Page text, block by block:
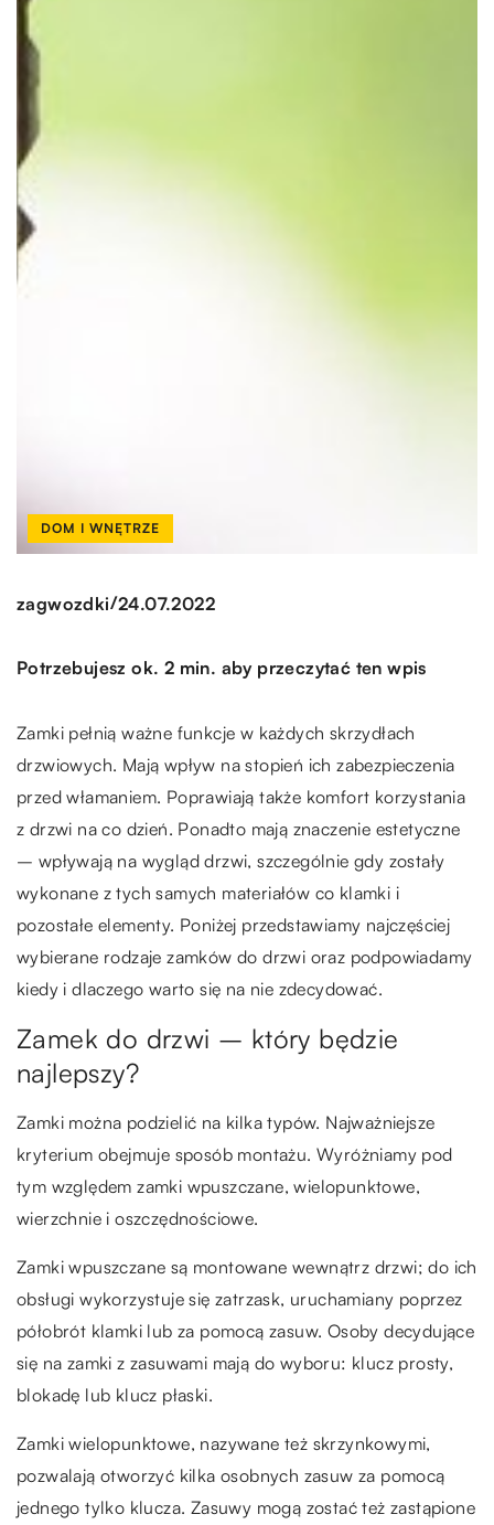
DOM I WNĘTRZE
zagwozdki/24.07.2022
Potrzebujesz ok. 2 min. aby przeczytać ten wpis
Zamki pełnią ważne funkcje w każdych skrzydłach
drzwiowych. Mają wpływ na stopień ich zabezpieczenia
przed włamaniem. Poprawiają także komfort korzystania
z drzwi na co dzień. Ponadto mają znaczenie estetyczne
– wpływają na wygląd drzwi, szczególnie gdy zostały
wykonane z tych samych materiałów co klamki i
pozostałe elementy. Poniżej przedstawiamy najczęściej
wybierane rodzaje zamków do drzwi oraz podpowiadamy
kiedy i dlaczego warto się na nie zdecydować.
Zamek do drzwi – który będzie
najlepszy?
Zamki można podzielić na kilka typów. Najważniejsze
kryterium obejmuje sposób montażu. Wyróżniamy pod
tym względem zamki wpuszczane, wielopunktowe,
wierzchnie i oszczędnościowe.
Zamki wpuszczane są montowane wewnątrz drzwi; do ich
obsługi wykorzystuje się zatrzask, uruchamiany poprzez
półobrót klamki lub za pomocą zasuw. Osoby decydujące
się na zamki z zasuwami mają do wyboru: klucz prosty,
blokadę lub klucz płaski.
Zamki wielopunktowe, nazywane też skrzynkowymi,
pozwalają otworzyć kilka osobnych zasuw za pomocą
jednego tylko klucza. Zasuwy mogą zostać też zastąpione